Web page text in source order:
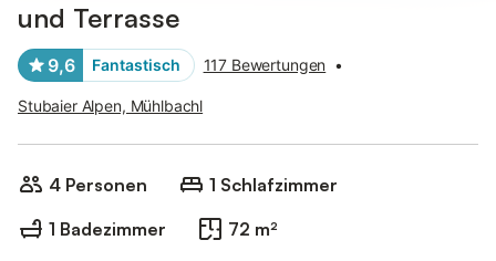
und Terrasse
9,6 Fantastisch 117 Bewertungen •
Stubaier Alpen, Mühlbachl
4 Personen
1 Schlafzimmer
1 Badezimmer
72 m²